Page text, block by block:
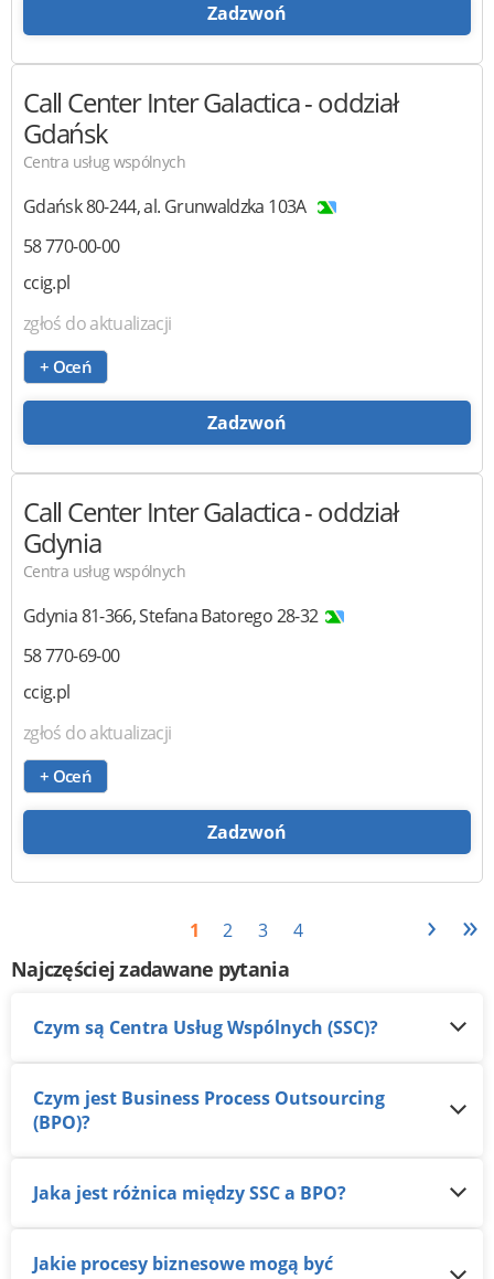
Zadzwoń
Call Center Inter Galactica- oddział
Gdańsk
Centra usług wspólnych
Gdańsk80-244,al. Grunwaldzka 103A
58 770-00-00
ccig.pl
zgłoś do aktualizacji
+ Oceń
Zadzwoń
Call Center Inter Galactica- oddział
Gdynia
Centra usług wspólnych
Gdynia81-366,Stefana Batorego 28-32
58 770-69-00
ccig.pl
zgłoś do aktualizacji
+ Oceń
Zadzwoń
1 2 3 4 › »
Najczęściej zadawane pytania
Czym są Centra Usług Wspólnych (SSC)?
Czym jest Business Process Outsourcing
(BPO)?
Jaka jest różnica między SSC a BPO?
Jakie procesy biznesowe mogą być